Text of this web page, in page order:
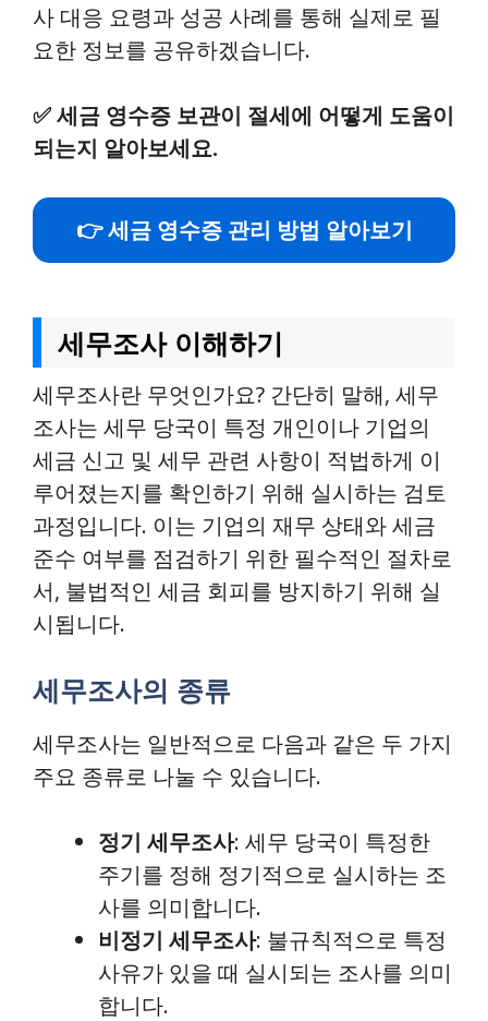
사 대응 요령과 성공 사례를 통해 실제로 필
요한 정보를 공유하겠습니다.
✅세금 영수증 보관이 절세에 어떻게 도움이
되는지 알아보세요.
👉 세금 영수증 관리 방법 알아보기
세무조사 이해하기
세무조사란 무엇인가요? 간단히 말해, 세무
조사는 세무 당국이 특정 개인이나 기업의
세금 신고 및 세무 관련 사항이 적법하게 이
루어졌는지를 확인하기 위해 실시하는 검토
과정입니다. 이는 기업의 재무 상태와 세금
준수 여부를 점검하기 위한 필수적인 절차로
서, 불법적인 세금 회피를 방지하기 위해 실
시됩니다.
세무조사의 종류
세무조사는 일반적으로 다음과 같은 두 가지
주요 종류로 나눌 수 있습니다.
정기 세무조사: 세무 당국이 특정한
주기를 정해 정기적으로 실시하는 조
사를 의미합니다.
비정기 세무조사: 불규칙적으로 특정
사유가 있을 때 실시되는 조사를 의미
합니다.